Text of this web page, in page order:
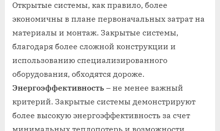
Открытые системы, как правило, более
экономичны в плане первоначальных затрат на
материалы и монтаж. Закрытые системы,
благодаря более сложной конструкции и
использованию специализированного
оборудования, обходятся дороже.
Энергоэффективность – не менее важный
критерий. Закрытые системы демонстрируют
более высокую энергоэффективность за счет